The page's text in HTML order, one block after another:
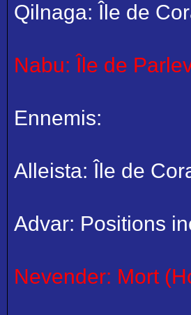
Qilnaga: Île de
Nabu: Île de
Ennemis:
Alleista: Île de
Advar: Positions
Nevender: Mort